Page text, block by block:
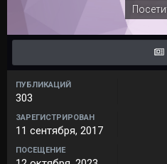
ПУБЛИКАЦИЙ
303
ЗАРЕГИСТРИРОВАН
11 сентября, 2017
ПОСЕЩЕНИЕ